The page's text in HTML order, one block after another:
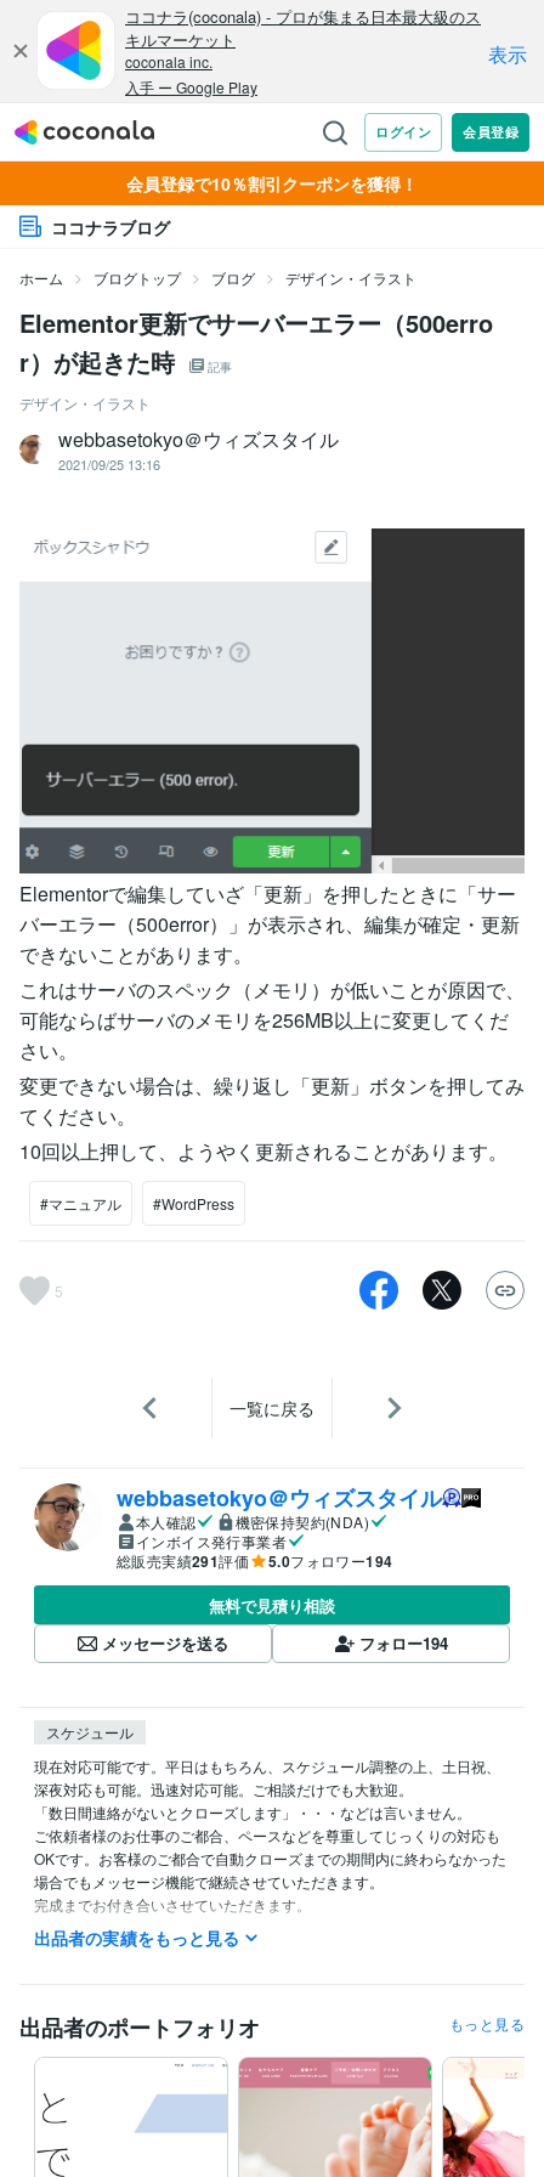
会員登録で10％割引クーポンを獲得！
ココナラブログ
ホーム ブログトップ ブログ デザイン・イラスト
Elementor更新でサーバーエラー（500erro
r）が起きた時
記事
デザイン・イラスト
webbasetokyo＠ウィズスタイル
2021/09/25 13:16
Elementorで編集していざ「更新」を押したときに「サー
バーエラー（500error）」が表示され、編集が確定・更新
できないことがあります。
これはサーバのスペック（メモリ）が低いことが原因で、
可能ならばサーバのメモリを256MB以上に変更してくだ
さい。
変更できない場合は、繰り返し「更新」ボタンを押してみ
てください。
10回以上押して、ようやく更新されることがあります。
#マニュアル #WordPress
5
一覧に戻る
webbasetokyo＠ウィズスタイル
本人確認
機密保持契約(NDA)
インボイス発行事業者
総販売実績291評価 5.0フォロワー194
無料で見積り相談
メッセージを送る
フォロー194
スケジュール
現在対応可能です。平日はもちろん、スケジュール調整の上、土日祝、
深夜対応も可能。迅速対応可能。ご相談だけでも大歓迎。
「数日間連絡がないとクローズします」・・・などは言いません。
ご依頼者様のお仕事のご都合、ペースなどを尊重してじっくりの対応も
OKです。お客様のご都合で自動クローズまでの期間内に終わらなかった
場合でもメッセージ機能で継続させていただきます。
完成までお付き合いさせていただきます。
早めの返信を心がけています。
経験職種
デザイナー / Webデザイナー 経験年数 : 21年
Webサービス・制作 / Webプロデューサー・ディレクター
経験年数 :
Webサービス・制作 / HTMLコーダー・マークアップエンジニア
経
験年数 : 10年
経営・マネジメント / 経営者・CEO・COO 経験年数 : 8年
出品者の実績をもっと見る
出品者のポートフォリオ もっと見る